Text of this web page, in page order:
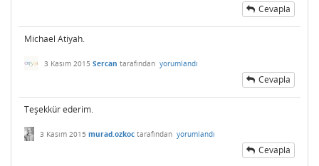
Cevapla
Michael Atiyah.
3 Kasım 2015 Sercan tarafından yorumlandı
Cevapla
Teşekkür ederim.
3 Kasım 2015 murad.ozkoc tarafından yorumlandı
Cevapla